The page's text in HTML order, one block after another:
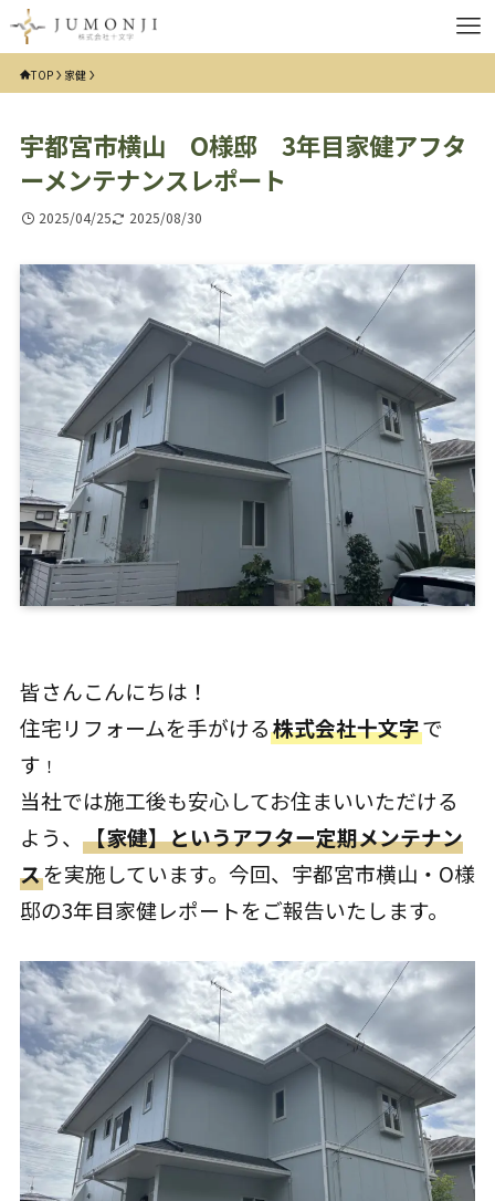
TOP 家健
宇都宮市横山 O様邸 3年目家健アフタ
ーメンテナンスレポート
2025/04/25 2025/08/30
皆さんこんにちは！
住宅リフォームを手がける株式会社十文字で
す ！
当社では施工後も安心してお住まいいただける
よう、 【家健】というアフター定期メンテナン
スを実施しています。今回、宇都宮市横山・O様
邸の3年目家健レポートをご報告いたします。